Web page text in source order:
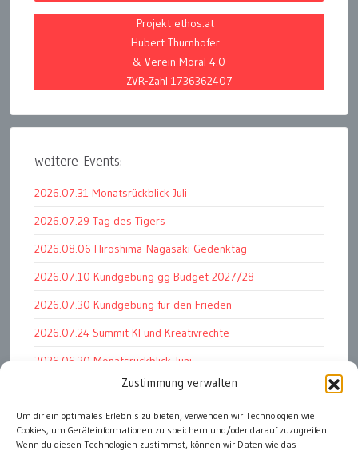
Zustimmung verwalten
Um dir ein optimales Erlebnis zu bieten, verwenden wir Technologien wie
Cookies, um Geräteinformationen zu speichern und/oder darauf zuzugreifen.
Wenn du diesen Technologien zustimmst, können wir Daten wie das
Projekt ethos.at
Hubert Thurnhofer
& Verein Moral 4.0
ZVR-Zahl 1736362407
weitere Events:
2026.07.31 Monatsrückblick Juli
2026.07.29 Tag des Tigers
2026.08.06 Hiroshima-Nagasaki Gedenktag
2026.07.10 Kundgebung gg Budget 2027/28
2026.07.30 Kundgebung für den Frieden
2026.07.24 Summit KI und Kreativrechte
2026.06.30 Monatsrückblick Juni
2026.07.11 Worauf es letztlich ankommt
2026.07.01 Markenwert Studie 2026
2026.07.07 Open Space im Weltmuseum